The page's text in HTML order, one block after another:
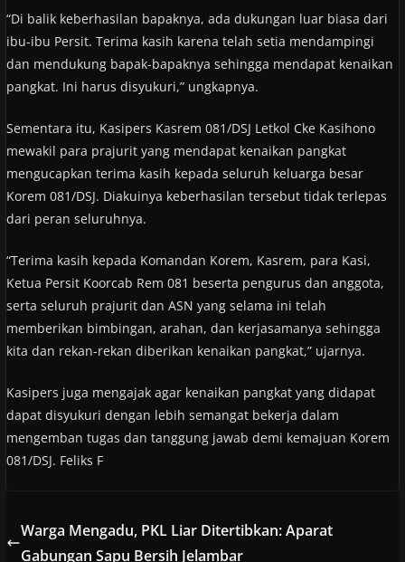
“Di balik keberhasilan bapaknya, ada dukungan luar biasa dari
ibu-ibu Persit. Terima kasih karena telah setia mendampingi
dan mendukung bapak-bapaknya sehingga mendapat kenaikan
pangkat. Ini harus disyukuri,” ungkapnya.
Sementara itu, Kasipers Kasrem 081/DSJ Letkol Cke Kasihono
mewakil para prajurit yang mendapat kenaikan pangkat
mengucapkan terima kasih kepada seluruh keluarga besar
Korem 081/DSJ. Diakuinya keberhasilan tersebut tidak terlepas
dari peran seluruhnya.
“Terima kasih kepada Komandan Korem, Kasrem, para Kasi,
Ketua Persit Koorcab Rem 081 beserta pengurus dan anggota,
serta seluruh prajurit dan ASN yang selama ini telah
memberikan bimbingan, arahan, dan kerjasamanya sehingga
kita dan rekan-rekan diberikan kenaikan pangkat,” ujarnya.
Kasipers juga mengajak agar kenaikan pangkat yang didapat
dapat disyukuri dengan lebih semangat bekerja dalam
mengemban tugas dan tanggung jawab demi kemajuan Korem
081/DSJ. Feliks F
Warga Mengadu, PKL Liar Ditertibkan: Aparat
Gabungan Sapu Bersih Jelambar